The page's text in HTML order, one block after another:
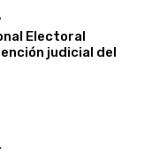
Electoral
judicial del